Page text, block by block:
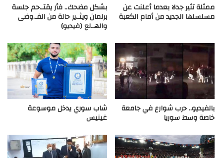
ممثلة تثير جدلا بعدما أعلنت عن
مسلسلها الجديد من أمام الكعبة
بشكل مضحك.. فأر يقتـ.حم جلسة
برلمان ويثـ.ير حالة من الفـ.وضى
والهـ.لع (فيديو)
بالفيديو.. حرب شوارع في جامعة
خاصة وسط سوريا
شاب سوري يدخل موسوعة
غينيس